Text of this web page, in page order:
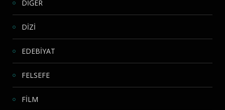
DİĞER
DİZİ
EDEBİYAT
FELSEFE
FİLM